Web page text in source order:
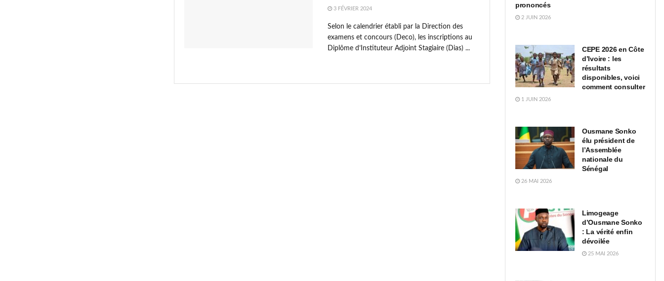
3 FÉVRIER 2024
Selon le calendrier établi par la Direction des
examens et concours (Deco), les inscriptions au
Diplôme d’Instituteur Adjoint Stagiaire (Dias) ...
prononcés
2 JUIN 2026
CEPE 2026 en Côte
d’Ivoire : les
résultats
disponibles, voici
comment consulter
1 JUIN 2026
Ousmane Sonko
élu président de
l’Assemblée
nationale du
Sénégal
26 MAI 2026
Limogeage
d’Ousmane Sonko
: La vérité enfin
dévoilée
25 MAI 2026